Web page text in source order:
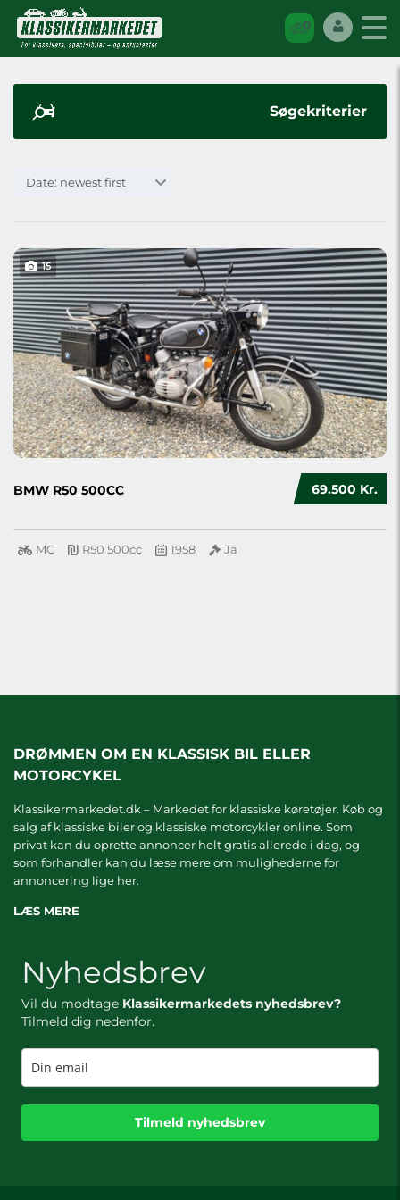
Søgekriterier
Date: newest first
15
69.500 Kr.
BMW R50 500CC
MC R50 500cc 1958 Ja
DRØMMEN OM EN KLASSISK BIL ELLER
MOTORCYKEL
Klassikermarkedet.dk – Markedet for klassiske køretøjer. Køb og
salg af klassiske biler og klassiske motorcykler online. Som
privat kan du oprette annoncer helt gratis allerede i dag, og
som forhandler kan du læse mere om mulighederne for
annoncering lige her.
LÆS MERE
Nyhedsbrev
Vil du modtage Klassikermarkedets nyhedsbrev?
Tilmeld dig nedenfor.
Tilmeld nyhedsbrev